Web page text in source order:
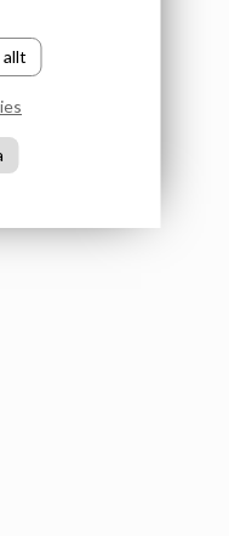
allt